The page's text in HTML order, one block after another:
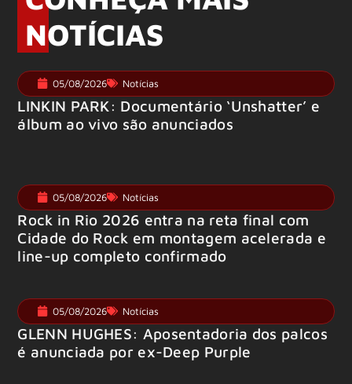
NOTÍCIAS
05/08/2026 Notícias
LINKIN PARK: Documentário ‘Unshatter’ e
álbum ao vivo são anunciados
05/08/2026 Notícias
Rock in Rio 2026 entra na reta final com
Cidade do Rock em montagem acelerada e
line-up completo confirmado
05/08/2026 Notícias
GLENN HUGHES: Aposentadoria dos palcos
é anunciada por ex-Deep Purple